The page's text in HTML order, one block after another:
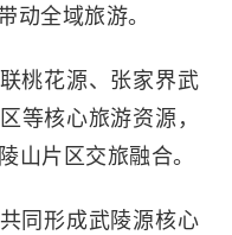
动全域旅游。
桃花源、张家界武
等核心旅游资源，
山片区交旅融合。
同形成武陵源核心